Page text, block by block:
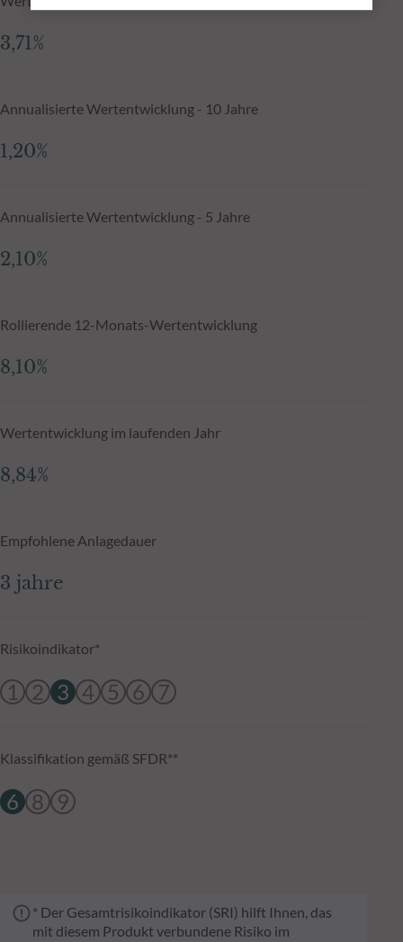
3,71%
Annualisierte Wertentwicklung - 10 Jahre
1,20%
Annualisierte Wertentwicklung - 5 Jahre
2,10%
Rollierende 12-Monats-Wertentwicklung
8,10%
Wertentwicklung im laufenden Jahr
8,84%
Empfohlene Anlagedauer
3 jahre
Risikoindikator*
1 2 3 4 5 6 7
Klassifikation gemäß SFDR**
6 8 9
* Der Gesamtrisikoindikator (SRI) hilft Ihnen, das
mit diesem Produkt verbundene Risiko im